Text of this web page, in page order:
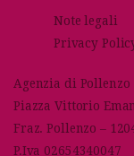
Note legali
Privacy
Agenzia di Pollenzo
Piazza Vittorio
Fraz. Pollenzo –
P.Iva 02654340047